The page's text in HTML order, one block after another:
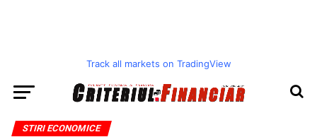
Track all markets on TradingView
STIRI ECONOMICE